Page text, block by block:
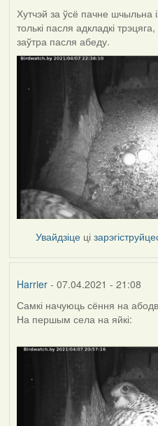
Хутчэй за ўсё пачне шчыльна
толькі пасля адкладкі
заўтра пасля абеду.
Увайдзіце ці
Harrier- 07.04.2021 - 21:08
Самкі начуюць сёння на
На першым села на яйкі: